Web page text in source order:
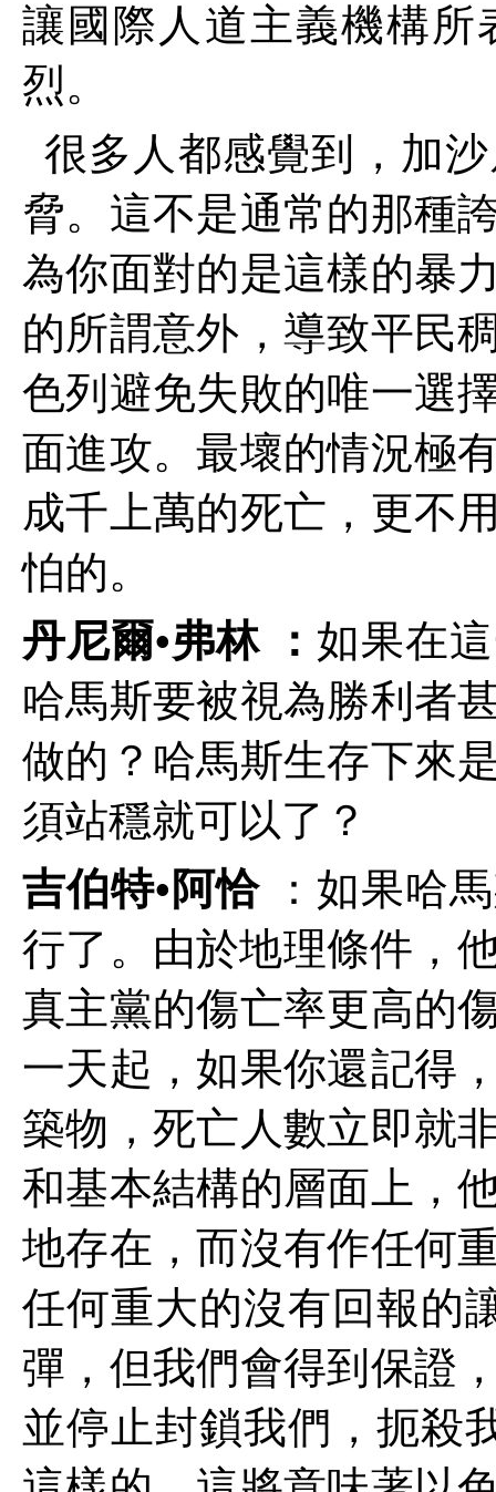
讓國際人道主義機構
烈。
很多人都感覺到，加
脅。這不是通常的那種
為你面對的是這樣的暴
的所謂意外，導致平民
色列避免失敗的唯一選
面進攻。最壞的情況極
成千上萬的死亡，更不
怕的。
丹尼爾•弗林 ： 如果在
哈馬斯要被視為勝利者
做的？哈馬斯生存下來
須站穩就可以了？
吉伯特•阿恰
：如果哈
行了。由於地理條件，
真主黨的傷亡率更高的
一天起，如果你還記得
築物，死亡人數立即就
和基本結構的層面上，
地存在，而沒有作任何
任何重大的沒有回報的
彈，但我們會得到保證
並停止封鎖我們，扼殺